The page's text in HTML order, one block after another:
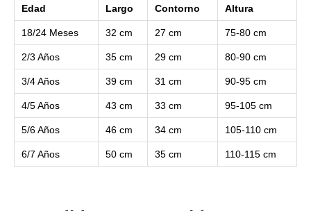
Edad Largo Contorno Altura
18/24 Meses 32 cm 27 cm 75-80 cm
2/3 Años 35 cm 29 cm 80-90 cm
3/4 Años 39 cm 31 cm 90-95 cm
4/5 Años 43 cm 33 cm 95-105 cm
5/6 Años 46 cm 34 cm 105-110 cm
6/7 Años 50 cm 35 cm 110-115 cm